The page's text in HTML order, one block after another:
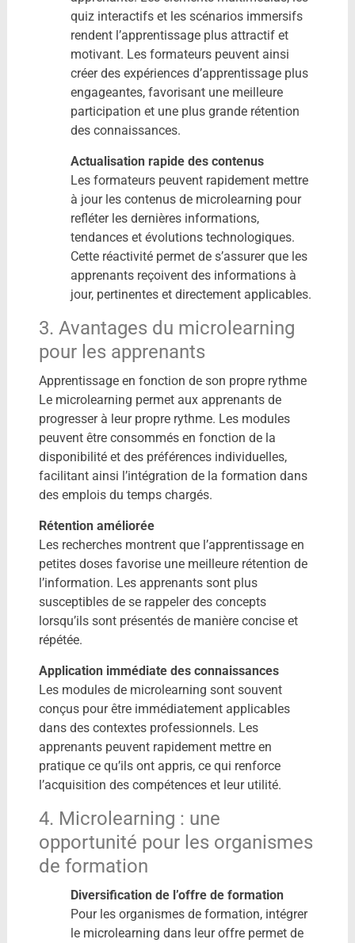
quiz interactifs et les scénarios immersifs
rendent l’apprentissage plus attractif et
motivant. Les formateurs peuvent ainsi
créer des expériences d’apprentissage plus
engageantes, favorisant une meilleure
participation et une plus grande rétention
des connaissances.
Actualisation rapide des contenus
Les formateurs peuvent rapidement mettre
à jour les contenus de microlearning pour
refléter les dernières informations,
tendances et évolutions technologiques.
Cette réactivité permet de s’assurer que les
apprenants reçoivent des informations à
jour, pertinentes et directement applicables.
3. Avantages du microlearning
pour les apprenants
Apprentissage en fonction de son propre rythme
Le microlearning permet aux apprenants de
progresser à leur propre rythme. Les modules
peuvent être consommés en fonction de la
disponibilité et des préférences individuelles,
facilitant ainsi l’intégration de la formation dans
des emplois du temps chargés.
Rétention améliorée
Les recherches montrent que l’apprentissage en
petites doses favorise une meilleure rétention de
l’information. Les apprenants sont plus
susceptibles de se rappeler des concepts
lorsqu’ils sont présentés de manière concise et
répétée.
Application immédiate des connaissances
Les modules de microlearning sont souvent
conçus pour être immédiatement applicables
dans des contextes professionnels. Les
apprenants peuvent rapidement mettre en
pratique ce qu’ils ont appris, ce qui renforce
l’acquisition des compétences et leur utilité.
4. Microlearning : une
opportunité pour les organismes
de formation
Diversification de l’offre de formation
Pour les organismes de formation, intégrer
le microlearning dans leur offre permet de